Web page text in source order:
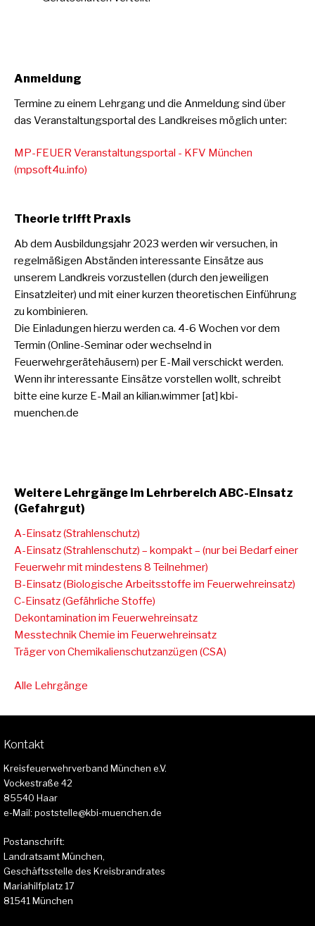
Anmeldung
Termine zu einem Lehrgang und die Anmeldung sind über
das Veranstaltungsportal des Landkreises möglich unter:
MP-FEUER Veranstaltungsportal - KFV München
(mpsoft4u.info)
Theorie trifft Praxis
Ab dem Ausbildungsjahr 2023 werden wir versuchen, in
regelmäßigen Abständen interessante Einsätze aus
unserem Landkreis vorzustellen (durch den jeweiligen
Einsatzleiter) und mit einer kurzen theoretischen Einführung
zu kombinieren.
Die Einladungen hierzu werden ca. 4-6 Wochen vor dem
Termin (Online-Seminar oder wechselnd in
Feuerwehrgerätehäusern) per E-Mail verschickt werden.
Wenn ihr interessante Einsätze vorstellen wollt, schreibt
bitte eine kurze E-Mail an kilian.wimmer [at] kbi-
muenchen.de
Weitere Lehrgänge im Lehrbereich ABC-Einsatz
(Gefahrgut)
A-Einsatz (Strahlenschutz)
A-Einsatz (Strahlenschutz) – kompakt – (nur bei Bedarf einer
Feuerwehr mit mindestens 8 Teilnehmer)
B-Einsatz (Biologische Arbeitsstoffe im Feuerwehreinsatz)
C-Einsatz (Gefährliche Stoffe)
Dekontamination im Feuerwehreinsatz
Messtechnik Chemie im Feuerwehreinsatz
Träger von Chemikalienschutzanzügen (CSA)
Alle Lehrgänge
Kontakt
Kreisfeuerwehrverband München e.V.
Vockestraße 42
85540 Haar
e-Mail: poststelle@kbi-muenchen.de
Postanschrift:
Landratsamt München,
Geschäftsstelle des Kreisbrandrates
Mariahilfplatz 17
81541 München